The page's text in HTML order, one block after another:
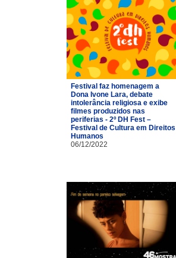
Festival faz homenagem a
Dona Ivone Lara, debate
intolerância religiosa e exibe
filmes produzidos nas
periferias - 2º DH Fest –
Festival de Cultura em Direitos
Humanos
06/12/2022